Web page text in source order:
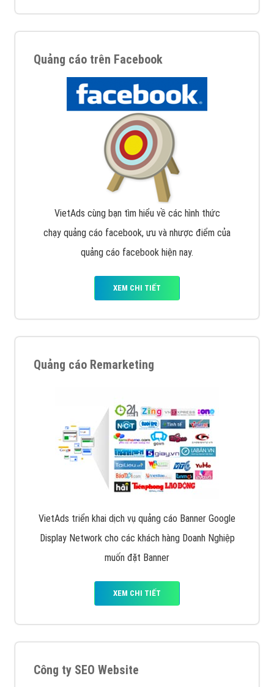
Quảng cáo trên Facebook
VietAds cùng bạn tìm hiểu về các hình thức
chạy quảng cáo facebook, ưu và nhược điểm của
quảng cáo facebook hiện nay.
XEM CHI TIẾT
Quảng cáo Remarketing
VietAds triển khai dịch vụ quảng cáo Banner Google
Display Network cho các khách hàng Doanh Nghiệp
muốn đặt Banner
XEM CHI TIẾT
Công ty SEO Website